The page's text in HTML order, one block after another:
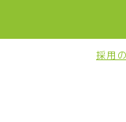
採用